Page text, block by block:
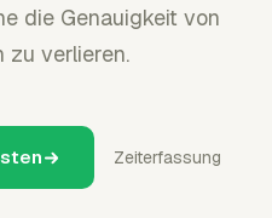
die Genauigkeit von
zu verlieren.
Zeiterfassung